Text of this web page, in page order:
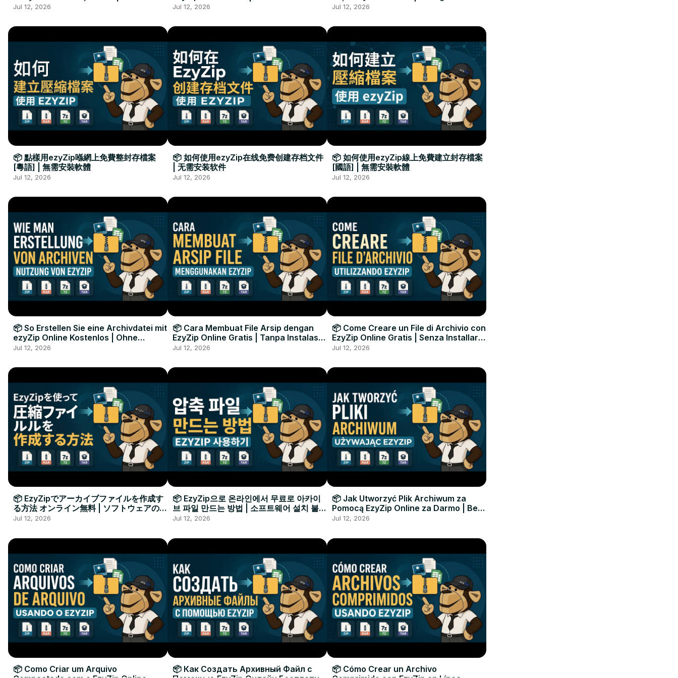
Kurulumu Gerekmez
Jul 12, 2026
Installation Required
Jul 12, 2026
Đặt Phần Mềm
Jul 12, 2026
📦 點樣用ezyZip喺網上免費整封存檔案
[粵語] | 無需安裝軟體
Jul 12, 2026
📦 如何使用ezyZip在线免费创建存档文件
| 无需安装软件
Jul 12, 2026
📦 如何使用ezyZip線上免費建立封存檔案
[國語] | 無需安裝軟體
Jul 12, 2026
📦 So Erstellen Sie eine Archivdatei mit
ezyZip Online Kostenlos | Ohne
Softwareinstallation
Jul 12, 2026
📦 Cara Membuat File Arsip dengan
EzyZip Online Gratis | Tanpa Instalasi
Perangkat Lunak
Jul 12, 2026
📦 Come Creare un File di Archivio con
EzyZip Online Gratis | Senza Installare
Software
Jul 12, 2026
📦 EzyZipでアーカイブファイルを作成す
る方法 オンライン無料 | ソフトウェアのイ
ンストール不要
Jul 12, 2026
📦 EzyZip으로 온라인에서 무료로 아카이
브 파일 만드는 방법 | 소프트웨어 설치 불필
요
Jul 12, 2026
📦 Jak Utworzyć Plik Archiwum za
Pomocą EzyZip Online za Darmo | Bez
Instalacji Oprogramowania
Jul 12, 2026
📦 Como Criar um Arquivo
📦 Как Создать Архивный Файл с
📦 Cómo Crear un Archivo